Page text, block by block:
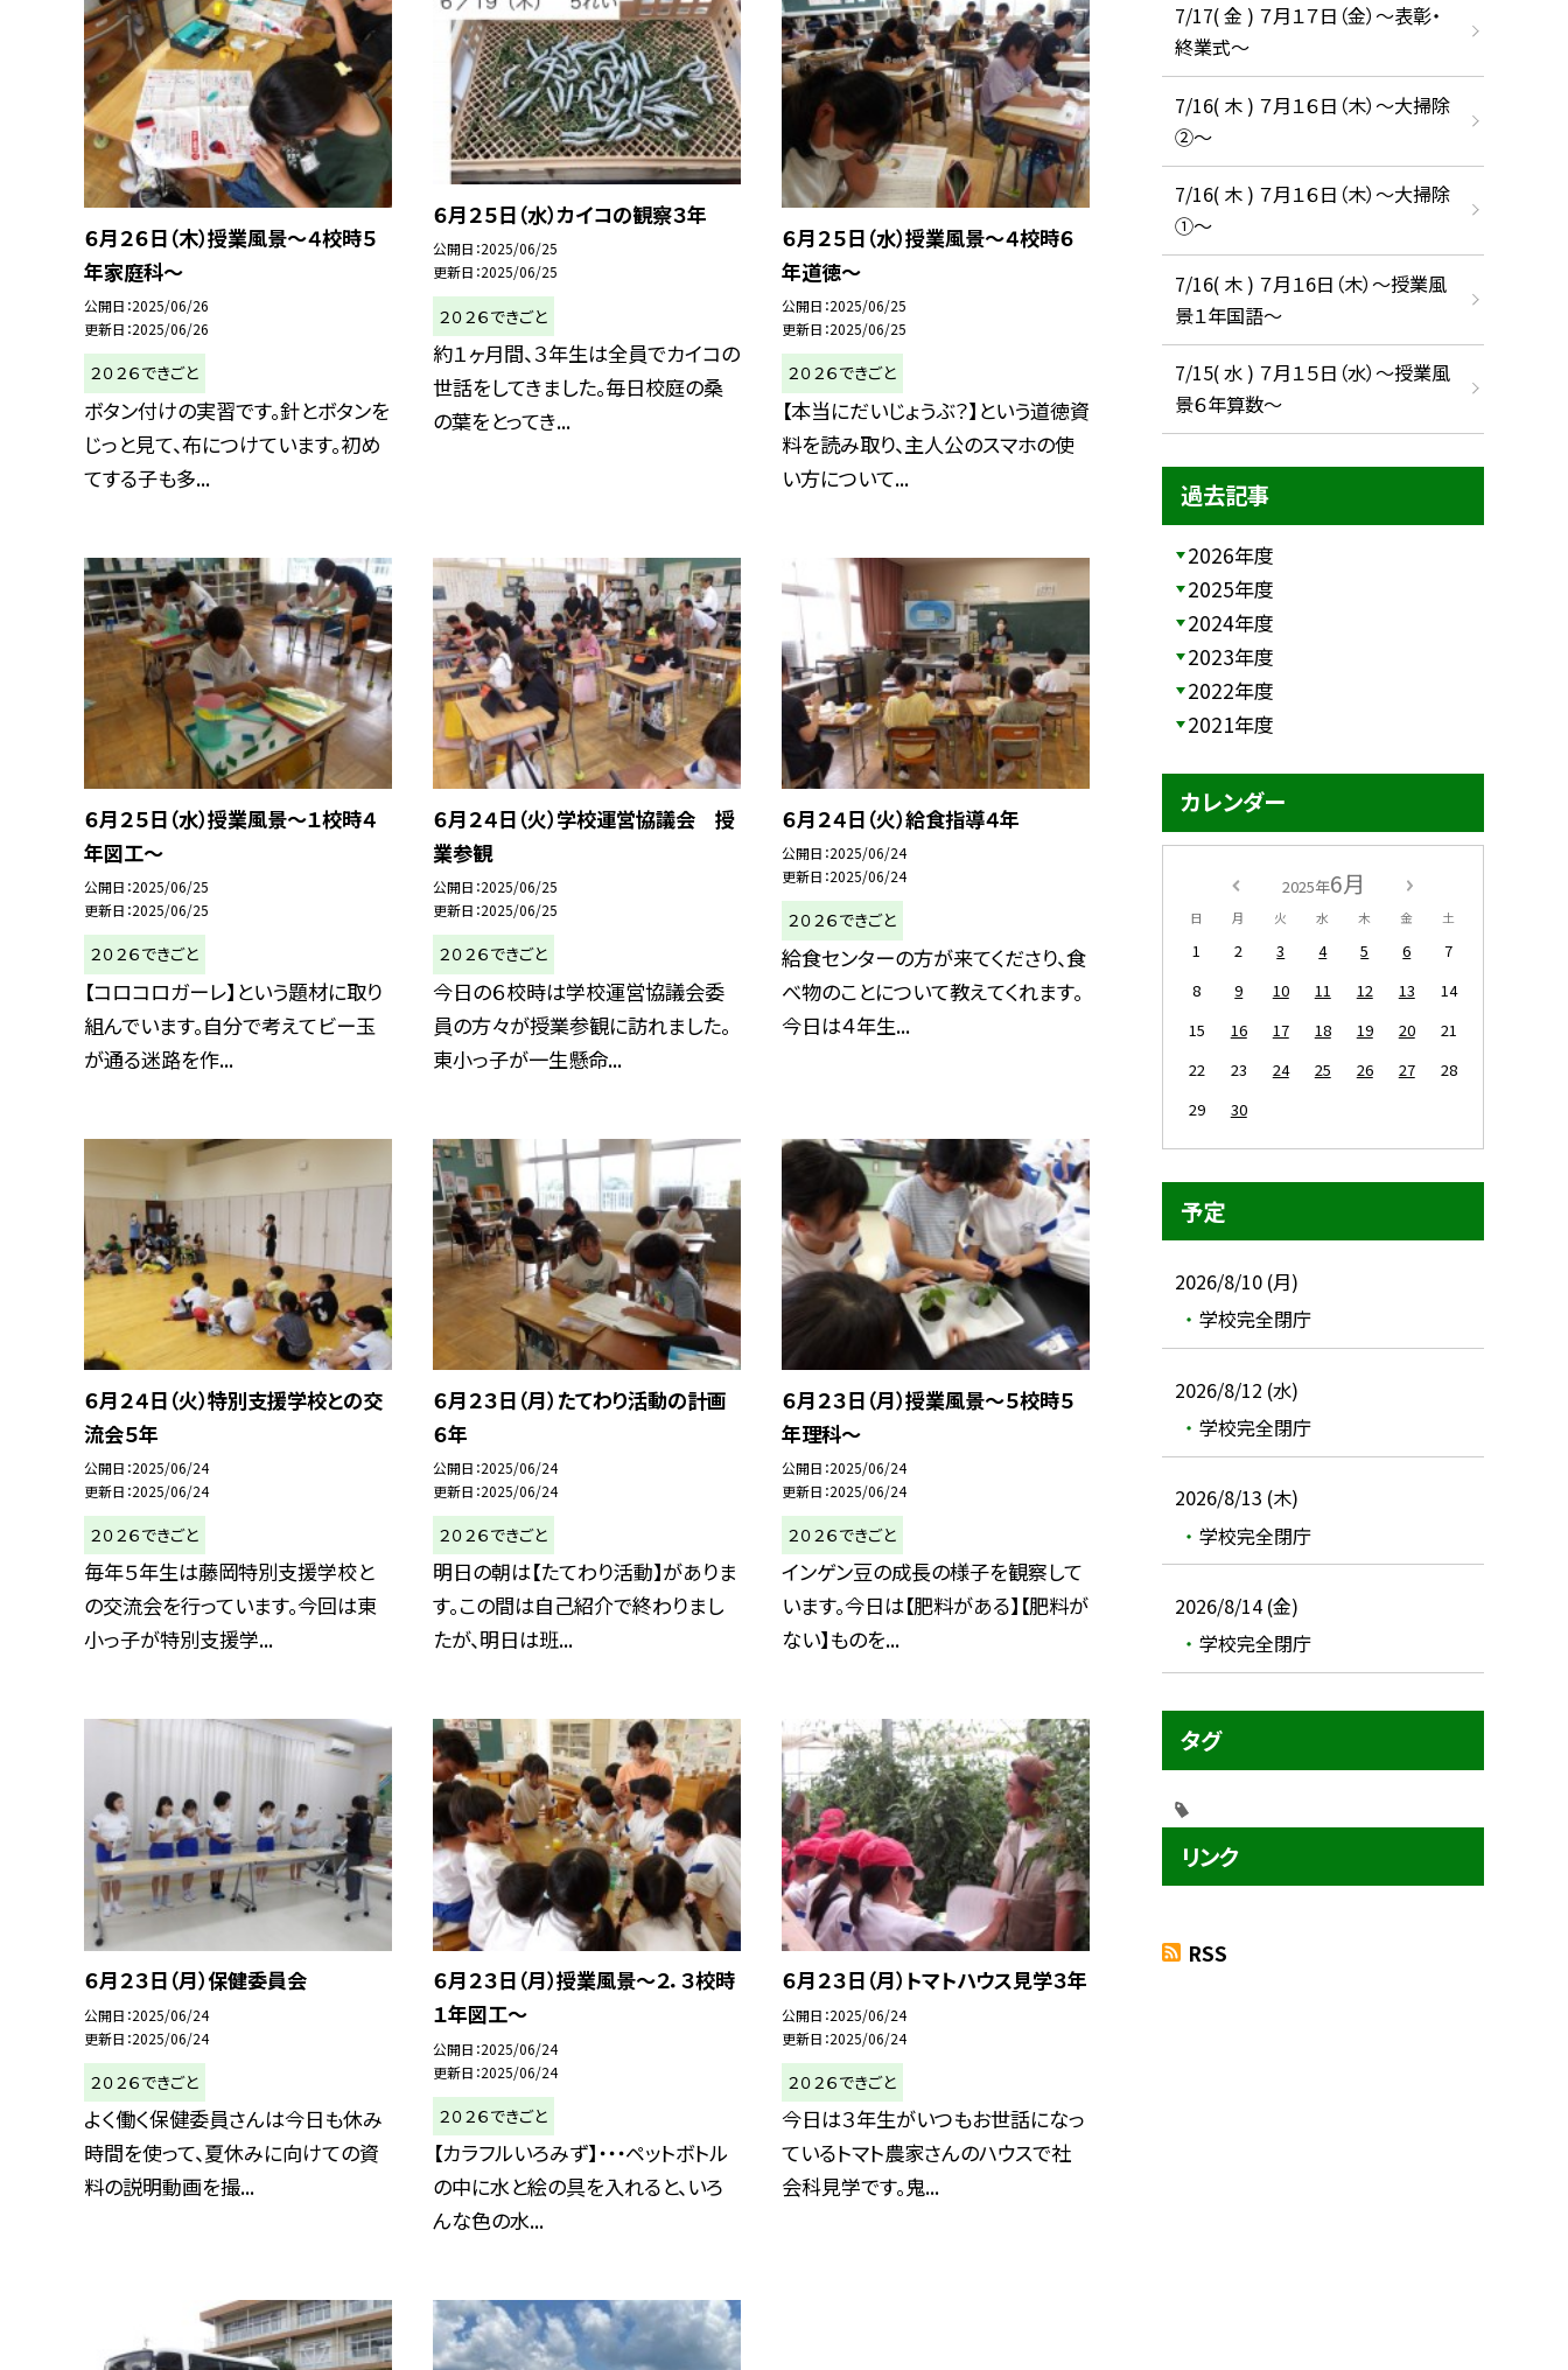
６月２６日（木）授業風景～４校時５
年家庭科～
公開日 2025/06/26
更新日 2025/06/26
２０２６できごと
ボタン付けの実習です。針とボタンを
じっと見て、布につけています。初め
てする子も多...
６月２５日（水）カイコの観察３年
公開日 2025/06/25
更新日 2025/06/25
２０２６できごと
約１ヶ月間、３年生は全員でカイコの
世話をしてきました。毎日校庭の桑
の葉をとってき...
６月２５日（水）授業風景～４校時６
年道徳～
公開日 2025/06/25
更新日 2025/06/25
２０２６できごと
【本当にだいじょうぶ？】という道徳資
料を読み取り、主人公のスマホの使
い方について...
６月２５日（水）授業風景～１校時４
年図工～
公開日 2025/06/25
更新日 2025/06/25
２０２６できごと
【コロコロガーレ】という題材に取り
組んでいます。自分で考えてビー玉
が通る迷路を作...
６月２４日（火）学校運営協議会 授
業参観
公開日 2025/06/25
更新日 2025/06/25
２０２６できごと
今日の６校時は学校運営協議会委
員の方々が授業参観に訪れました。
東小っ子が一生懸命...
６月２４日（火）給食指導４年
公開日 2025/06/24
更新日 2025/06/24
２０２６できごと
給食センターの方が来てくださり、食
べ物のことについて教えてくれます。
今日は４年生...
６月２４日（火）特別支援学校との交
流会５年
公開日 2025/06/24
更新日 2025/06/24
２０２６できごと
毎年５年生は藤岡特別支援学校と
の交流会を行っています。今回は東
小っ子が特別支援学...
６月２３日（月）たてわり活動の計画
６年
公開日 2025/06/24
更新日 2025/06/24
２０２６できごと
明日の朝は【たてわり活動】がありま
す。この間は自己紹介で終わりまし
たが、明日は班...
６月２３日（月）授業風景～５校時５
年理科～
公開日 2025/06/24
更新日 2025/06/24
２０２６できごと
インゲン豆の成長の様子を観察して
います。今日は【肥料がある】【肥料が
ない】ものを...
６月２３日（月）保健委員会
公開日 2025/06/24
更新日 2025/06/24
２０２６できごと
よく働く保健委員さんは今日も休み
時間を使って、夏休みに向けての資
料の説明動画を撮...
６月２３日（月）授業風景～２．３校時
１年図工～
公開日 2025/06/24
更新日 2025/06/24
２０２６できごと
【カラフルいろみず】・・・ペットボトル
の中に水と絵の具を入れると、いろ
んな色の水...
６月２３日（月）トマトハウス見学３年
公開日 2025/06/24
更新日 2025/06/24
２０２６できごと
今日は３年生がいつもお世話になっ
ているトマト農家さんのハウスで社
会科見学です。鬼...
7/17( 金 ) ７月１７日（金）～表彰・
終業式～
7/16( 木 ) ７月１６日（木）～大掃除
②～
7/16( 木 ) ７月１６日（木）～大掃除
①～
7/16( 木 ) ７月１6日（木）～授業風
景１年国語～
7/15( 水 ) ７月１５日（水）～授業風
景６年算数～
過去記事
2026年度
2025年度
2024年度
2023年度
2022年度
2021年度
カレンダー
2025年6月
日 月 火 水 木 金 土
1 2 3 4 5 6
7
8
9 10 11 12 13
14
15
16 17 18 19 20
21
22
23 24 25 26 27
28
29
30
予定
2026/8/10 (月)
学校完全閉庁
2026/8/12 (水)
学校完全閉庁
2026/8/13 (木)
学校完全閉庁
2026/8/14 (金)
学校完全閉庁
タグ
リンク
RSS